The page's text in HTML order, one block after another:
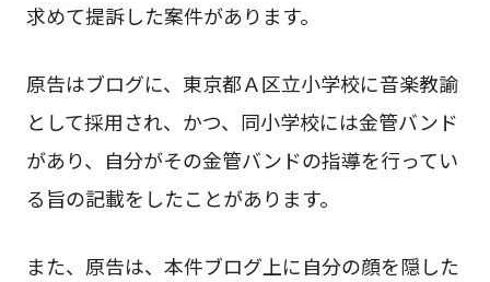
求めて提訴した案件があります。
原告はブログに、東京都Ａ区立小学校に音楽教諭
として採用され、かつ、同小学校には金管バンド
があり、自分がその金管バンドの指導を行ってい
る旨の記載をしたことがあります。
また、原告は、本件ブログ上に自分の顔を隠した